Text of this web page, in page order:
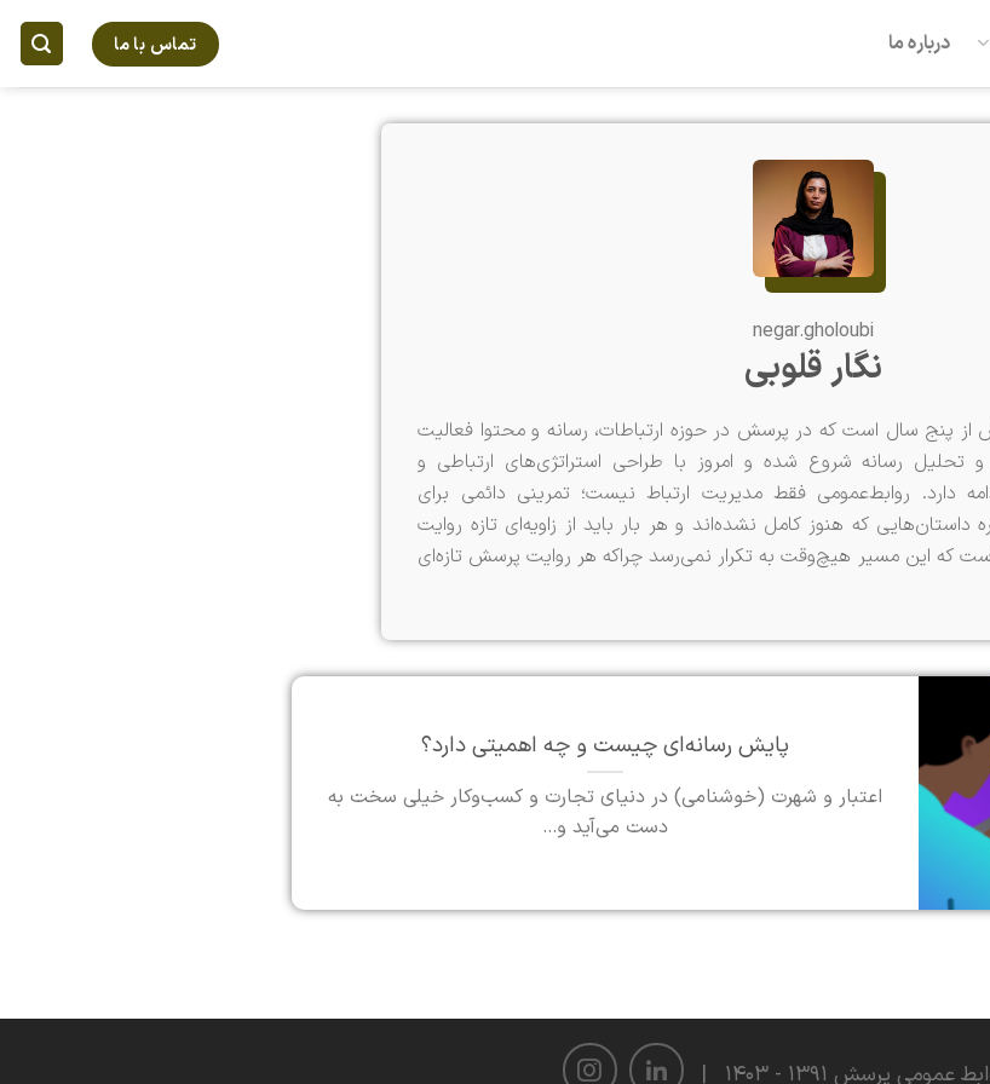
درباره ما تماس با ما
negar.gholoubi
نگار قلوبی
از پنج سال است که در پرسش در حوزه ارتباطات، رسانه و محتوا فعالیت
رسانه شروع شده و امروز با طراحی استراتژی‌های ارتباطی و
دارد. روابط‌عمومی فقط مدیریت ارتباط نیست؛ تمرینی دائمی برای
که هنوز کامل نشده‌اند و هر بار باید از زاویه‌ای تازه روایت
که این مسیر هیچ‌وقت به تکرار نمی‌رسد چراکه هر روایت پرسش تازه‌ای
پایش رسانه‌ای چیست و چه اهمیتی دارد؟
اعتبار و شهرت (خوشنامی) در دنیای تجارت و کسب‌وکار خیلی سخت به
دست می‌آید و...
عمومی پرسش ۱۳۹۱ - ۱۴۰۳ |